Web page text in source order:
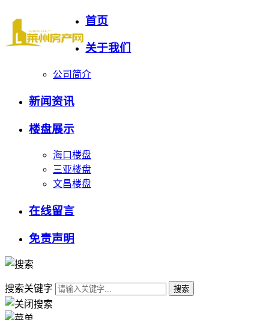
首页
关于我们
公司简介
新闻资讯
楼盘展示
海口楼盘
三亚楼盘
文昌楼盘
在线留言
免责声明
搜索关键字